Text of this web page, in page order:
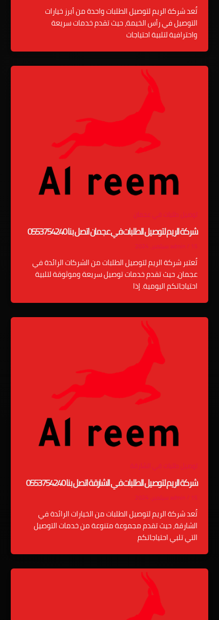
تُعد شركة الريم لتوصيل الطلبات واحدة من أبرز خيارات
التوصيل في رأس الخيمة، حيث تقدم خدمات سريعة
واحترافية لتلبية احتياجات
توصيل طلبات في عجمان
شركة الريم لتوصيل الطلبات في عجمان اتصل بنا 0553754240
admin/ 15 سبتمبر، 2024
تُعتبر شركة الريم لتوصيل الطلبات من الشركات الرائدة في
عجمان، حيث تقدم خدمات توصيل سريعة وموثوقة لتلبية
احتياجاتكم اليومية. إذا
توصيل طلبات في الشارقة
شركة الريم لتوصيل الطلبات في الشارقة اتصل بنا 0553754240
admin/ 15 سبتمبر، 2024
تُعد شركة الريم لتوصيل الطلبات من الخيارات الرائدة في
الشارقة، حيث تقدم مجموعة متنوعة من خدمات التوصيل
التي تلبي احتياجاتكم